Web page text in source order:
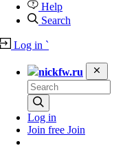
Help
Search
Log in `
nickfw.ru
Log in
Join free Join